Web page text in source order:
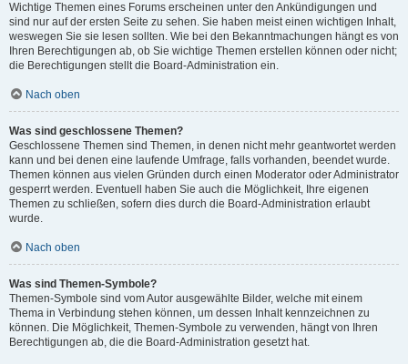
Wichtige Themen eines Forums erscheinen unter den Ankündigungen und
sind nur auf der ersten Seite zu sehen. Sie haben meist einen wichtigen Inhalt,
weswegen Sie sie lesen sollten. Wie bei den Bekanntmachungen hängt es von
Ihren Berechtigungen ab, ob Sie wichtige Themen erstellen können oder nicht;
die Berechtigungen stellt die Board-Administration ein.
Nach oben
Was sind geschlossene Themen?
Geschlossene Themen sind Themen, in denen nicht mehr geantwortet werden
kann und bei denen eine laufende Umfrage, falls vorhanden, beendet wurde.
Themen können aus vielen Gründen durch einen Moderator oder Administrator
gesperrt werden. Eventuell haben Sie auch die Möglichkeit, Ihre eigenen
Themen zu schließen, sofern dies durch die Board-Administration erlaubt
wurde.
Nach oben
Was sind Themen-Symbole?
Themen-Symbole sind vom Autor ausgewählte Bilder, welche mit einem
Thema in Verbindung stehen können, um dessen Inhalt kennzeichnen zu
können. Die Möglichkeit, Themen-Symbole zu verwenden, hängt von Ihren
Berechtigungen ab, die die Board-Administration gesetzt hat.